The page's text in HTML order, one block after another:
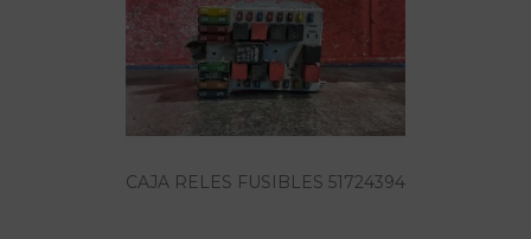
CAJA RELES FUSIBLES 51724394